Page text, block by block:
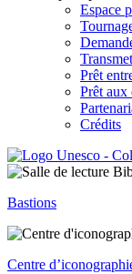
Espace
Prêt
Prêt aux
Crédits
Bastions
Centre